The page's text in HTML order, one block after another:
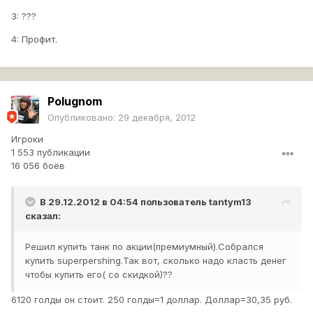
3: ???
4: Профит.
Polugnom
Опубликовано: 29 декабря, 2012
Игроки
1 553 публикации
16 056 боёв
В 29.12.2012 в 04:54 пользователь tantym13
сказал:
Решил купить танк по акции(премиумный).Собрался
купить superpershing.Так вот, сколько надо класть денег
чтобы купить его( со скидкой)??
6120 голды он стоит. 250 голды=1 доллар. Доллар=30,35 руб.